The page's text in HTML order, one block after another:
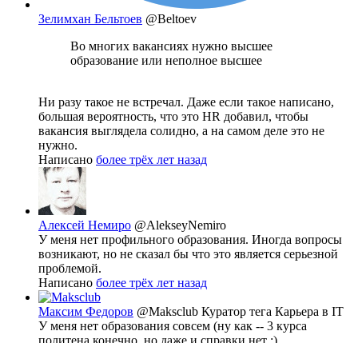
Зелимхан Бельтоев @Beltoev
Во многих вакансиях нужно высшее
образование или неполное высшее
Ни разу такое не встречал. Даже если такое написано,
большая вероятность, что это HR добавил, чтобы
вакансия выглядела солидно, а на самом деле это не
нужно.
Написано более трёх лет назад
Алексей Немиро @AlekseyNemiro
У меня нет профильного образования. Иногда вопросы
возникают, но не сказал бы что это является серьезной
проблемой.
Написано более трёх лет назад
Максим Федоров @Maksclub Куратор тега Карьера в IT
У меня нет образования совсем (ну как -- 3 курса